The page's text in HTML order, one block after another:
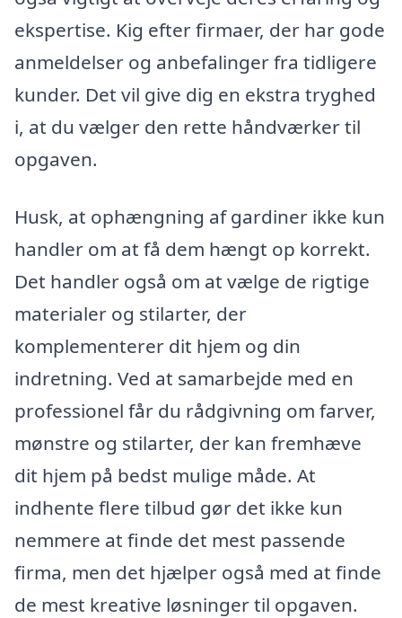
ekspertise. Kig efter firmaer, der har gode
anmeldelser og anbefalinger fra tidligere
kunder. Det vil give dig en ekstra tryghed
i, at du vælger den rette håndværker til
opgaven.
Husk, at ophængning af gardiner ikke kun
handler om at få dem hængt op korrekt.
Det handler også om at vælge de rigtige
materialer og stilarter, der
komplementerer dit hjem og din
indretning. Ved at samarbejde med en
professionel får du rådgivning om farver,
mønstre og stilarter, der kan fremhæve
dit hjem på bedst mulige måde. At
indhente flere tilbud gør det ikke kun
nemmere at finde det mest passende
firma, men det hjælper også med at finde
de mest kreative løsninger til opgaven.